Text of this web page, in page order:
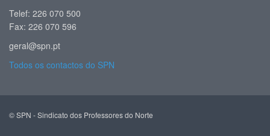
Telef: 226 070 500
Fax: 226 070 596
geral@spn.pt
Todos os contactos do SPN
© SPN - Sindicato dos Professores do Norte